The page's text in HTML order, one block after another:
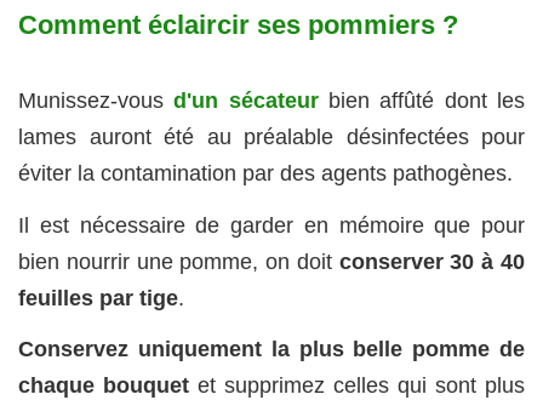
Comment éclaircir ses pommiers ?
Munissez-vousd'un sécateurbien affûté dont les
lames auront été au préalable désinfectées pour
éviter la contamination par des agents pathogènes.
Il est nécessaire de garder en mémoire que pour
bien nourrir une pomme, on doit conserver 30 à 40
feuilles par tige.
Conservez uniquement la plus belle pomme de
chaque bouquet et supprimez celles qui sont plus